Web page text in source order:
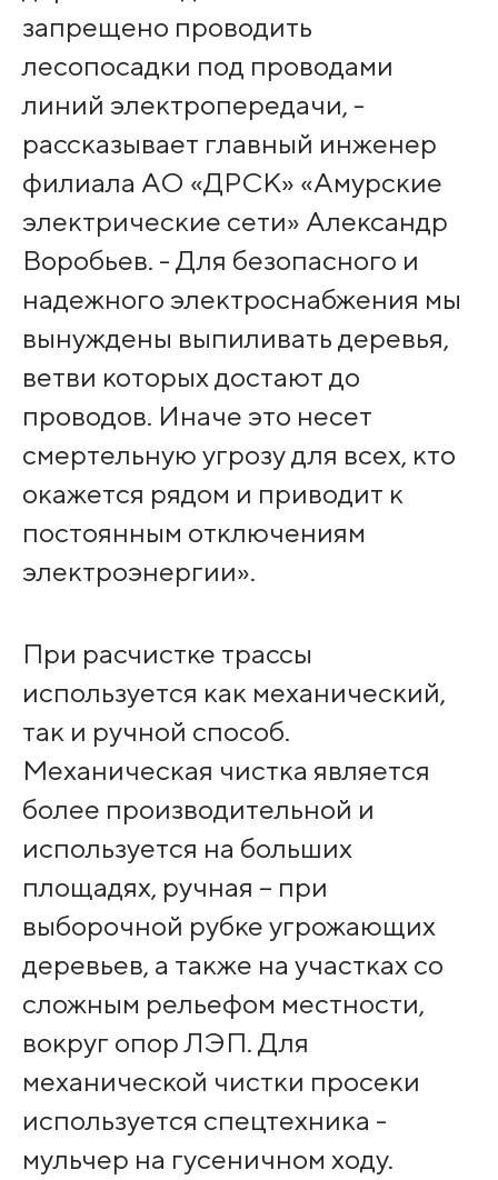
запрещено проводить
лесопосадки под проводами
линий электропередачи, -
рассказывает главный инженер
филиала АО «ДРСК» «Амурские
электрические сети» Александр
Воробьев. - Для безопасного и
надежного электроснабжения мы
вынуждены выпиливать деревья,
ветви которых достают до
проводов. Иначе это несет
смертельную угрозу для всех, кто
окажется рядом и приводит к
постоянным отключениям
электроэнергии».
При расчистке трассы
используется как механический,
так и ручной способ.
Механическая чистка является
более производительной и
используется на больших
площадях, ручная – при
выборочной рубке угрожающих
деревьев, а также на участках со
сложным рельефом местности,
вокруг опор ЛЭП. Для
механической чистки просеки
используется спецтехника -
мульчер на гусеничном ходу.